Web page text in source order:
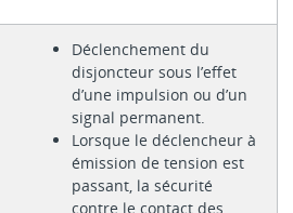
Déclenchement du
disjoncteur sous l’effet
d’une impulsion ou d’un
signal permanent.
Lorsque le déclencheur à
émission de tension est
passant, la sécurité
contre le contact des